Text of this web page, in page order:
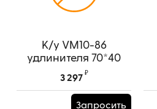
К/у VM10-86
удлинителя 70*40
YPM_BD184
3 297
₽
Запросить